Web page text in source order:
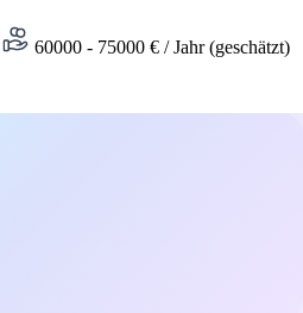
60000 - 75000 € / Jahr (geschätzt)